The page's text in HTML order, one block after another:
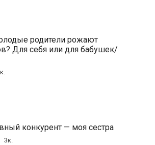
родители рожают
Для себя или для бабушек/
конкурент — моя сестра
3к.